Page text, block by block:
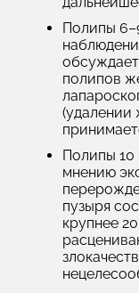
Полипы
полипов
(удалении
Полипы
мнению
пузыря
крупнее